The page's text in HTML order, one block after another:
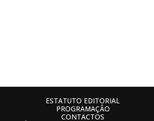
ESTATUTO EDITORIAL
PROGRAMAÇÃO
CONTACTOS